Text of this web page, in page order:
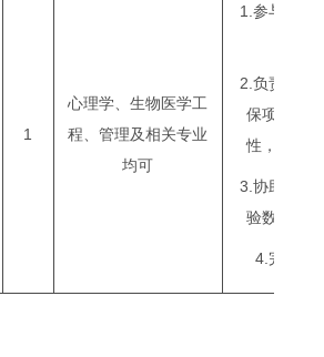
1
心理学、生物医学工
程、管理及相关专业
均可
1.参与项目
2.负责项目
保项目收
性，并按
3.协助团队
验数据采
4.完成团